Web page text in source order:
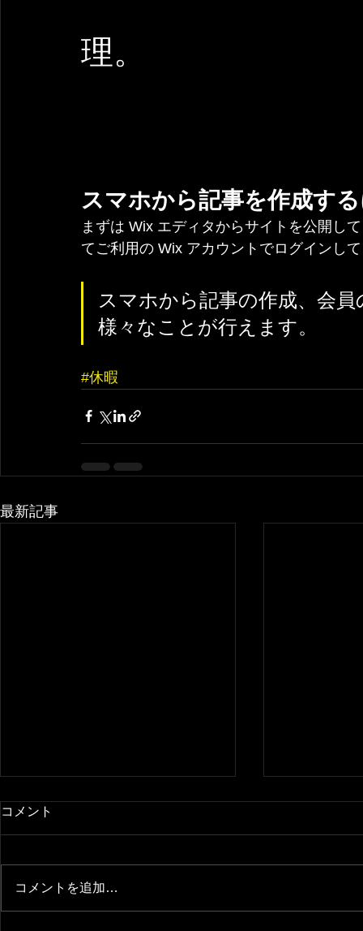
理。
スマホから記事を作成す
まずは Wix エディタからサイトを公開し
てご利用の Wix アカウントでログインし
スマホから記事の作成、会
様々なことが行えます。
#休暇
最新記事
本格ブログをデザイン
コメント
コメントを追加…